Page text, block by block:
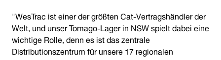
"WesTrac ist einer der größten Cat-Vertragshändler der
Welt, und unser Tomago-Lager in NSW spielt dabei eine
wichtige Rolle, denn es ist das zentrale
Distributionszentrum für unsere 17 regionalen